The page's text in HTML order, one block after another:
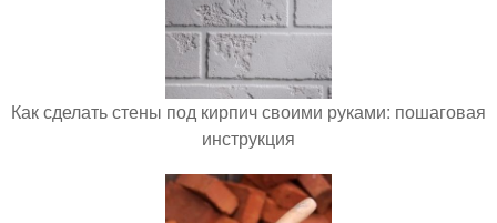
Как сделать стены под кирпич своими руками: пошаговая
инструкция